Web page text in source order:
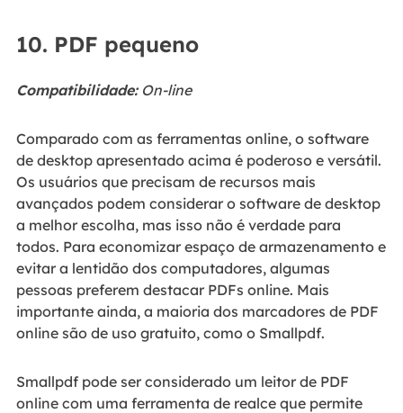
10. PDF pequeno
Compatibilidade:On-line
Comparado com as ferramentas online, o software
de desktop apresentado acima é poderoso e versátil.
Os usuários que precisam de recursos mais
avançados podem considerar o software de desktop
a melhor escolha, mas isso não é verdade para
todos. Para economizar espaço de armazenamento e
evitar a lentidão dos computadores, algumas
pessoas preferem destacar PDFs online. Mais
importante ainda, a maioria dos marcadores de PDF
online são de uso gratuito, como o Smallpdf.
Smallpdf pode ser considerado um leitor de PDF
online com uma ferramenta de realce que permite